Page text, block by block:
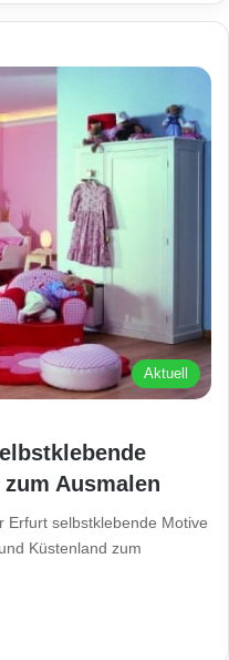
Aktuell
Ausmalen
Erfurt selbstklebende Motive
Küstenland zum